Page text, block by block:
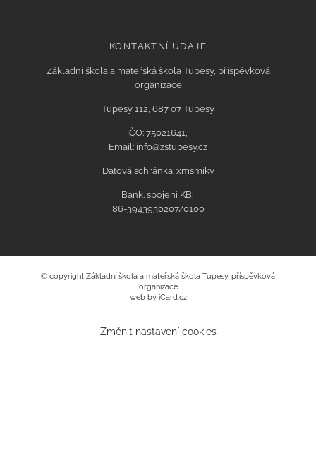
KONTAKTNÍ ÚDAJE
Základní škola a mateřská škola Tupesy, příspěvková
organizace
Tupesy 112, 687 07 Tupesy
IČO: 75021641,
Email: info@zstupesy.cz
Datová schránka: xmsmikv
Bank. spojení KB:
86-3943930207/0100
© copyright Základní škola a mateřská škola Tupesy, příspěvková
organizace
web by iCard.cz
Změnit nastavení cookies